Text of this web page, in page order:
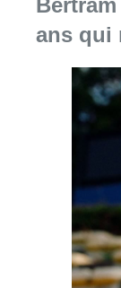
08 août 2026
Foire